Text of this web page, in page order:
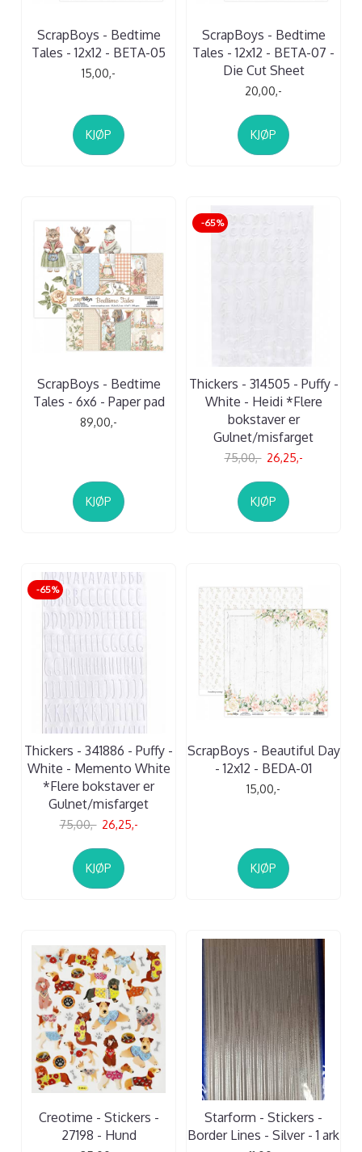
ScrapBoys - Bedtime
Tales - 12x12 - BETA-05
15,00,-
KJØP
ScrapBoys - Bedtime
Tales - 12x12 - BETA-07 -
Die Cut Sheet
20,00,-
KJØP
ScrapBoys - Bedtime
Tales - 6x6 - Paper pad
89,00,-
KJØP
-65%
Thickers - 314505 - Puffy -
White - Heidi *Flere
bokstaver er
Gulnet/misfarget
75,00,- 26,25,-
KJØP
-65%
Thickers - 341886 - Puffy -
White - Memento White
*Flere bokstaver er
Gulnet/misfarget
75,00,- 26,25,-
KJØP
ScrapBoys - Beautiful Day
- 12x12 - BEDA-01
15,00,-
KJØP
Creotime - Stickers -
27198 - Hund
Starform - Stickers -
Border Lines - Silver - 1 ark